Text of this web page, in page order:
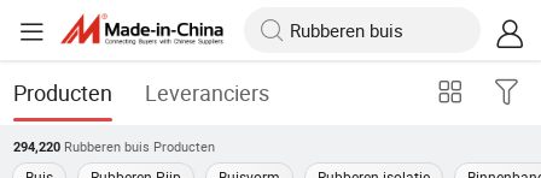
Producten Leveranciers
294,220 Rubberen buis Producten